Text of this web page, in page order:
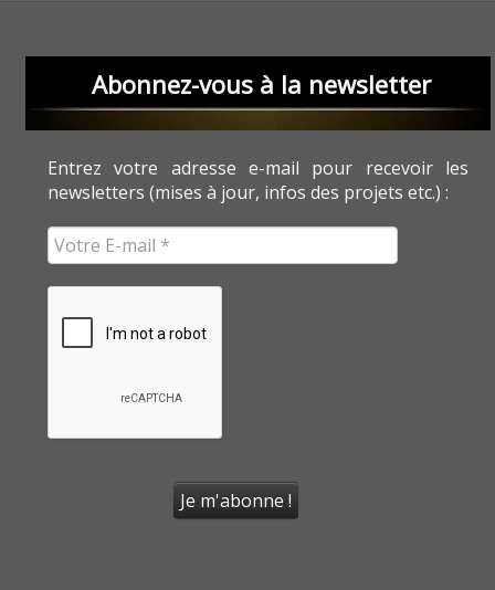
Abonnez-vous à la newsletter
Entrez votre adresse e-mail pour recevoir les
newsletters (mises à jour, infos des projets etc.) :